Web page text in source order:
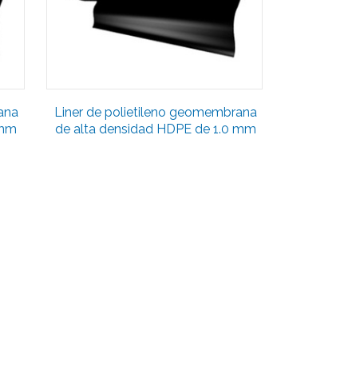
Liner de polietileno geomembrana
de alta densidad HDPE de 1.0 mm